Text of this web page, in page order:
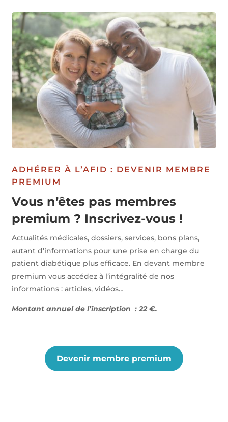
ADHÉRER À L’AFID : DEVENIR MEMBRE
PREMIUM
Vous n’êtes pas membres
premium ? Inscrivez-vous !
Actualités médicales, dossiers, services, bons plans,
autant d’informations pour une prise en charge du
patient diabétique plus efficace. En devant membre
premium vous accédez à l’intégralité de nos
informations : articles, vidéos…
Montant annuel de l’inscription : 22 €.
Devenir membre premium